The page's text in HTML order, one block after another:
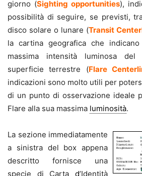
giorno (Sighting opportunities),
possibilità di seguire, se previsti,
disco solare o lunare (Transit
la cartina geografica che
massima intensità luminosa
superficie terrestre (Flare
indicazioni sono molto utili per
di un punto di osservazione ideale
Flare alla sua massima luminosità.
La sezione immediatamente
a sinistra del box appena
descritto fornisce una
specie di Carta d’Identità